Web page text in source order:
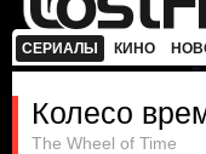
СЕРИАЛЫ КИНО
Колесо
The Wheel of Time